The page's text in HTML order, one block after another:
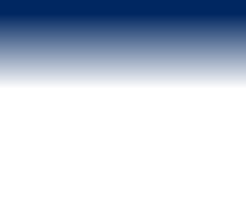
Zum
Inhalt
springen